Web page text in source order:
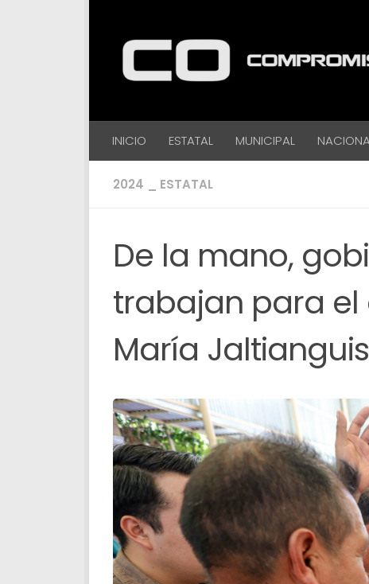
INICIO ESTATAL MUNICIPAL
2024 _ ESTATAL
De la mano,
trabajan para el
María Jaltianguis